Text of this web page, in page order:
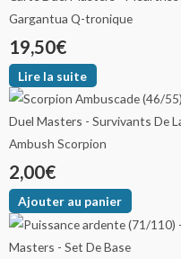
Gargantua Q-tronique
19,50€
Lire la suite
Ambush Scorpion
2,00€
Ajouter au panier